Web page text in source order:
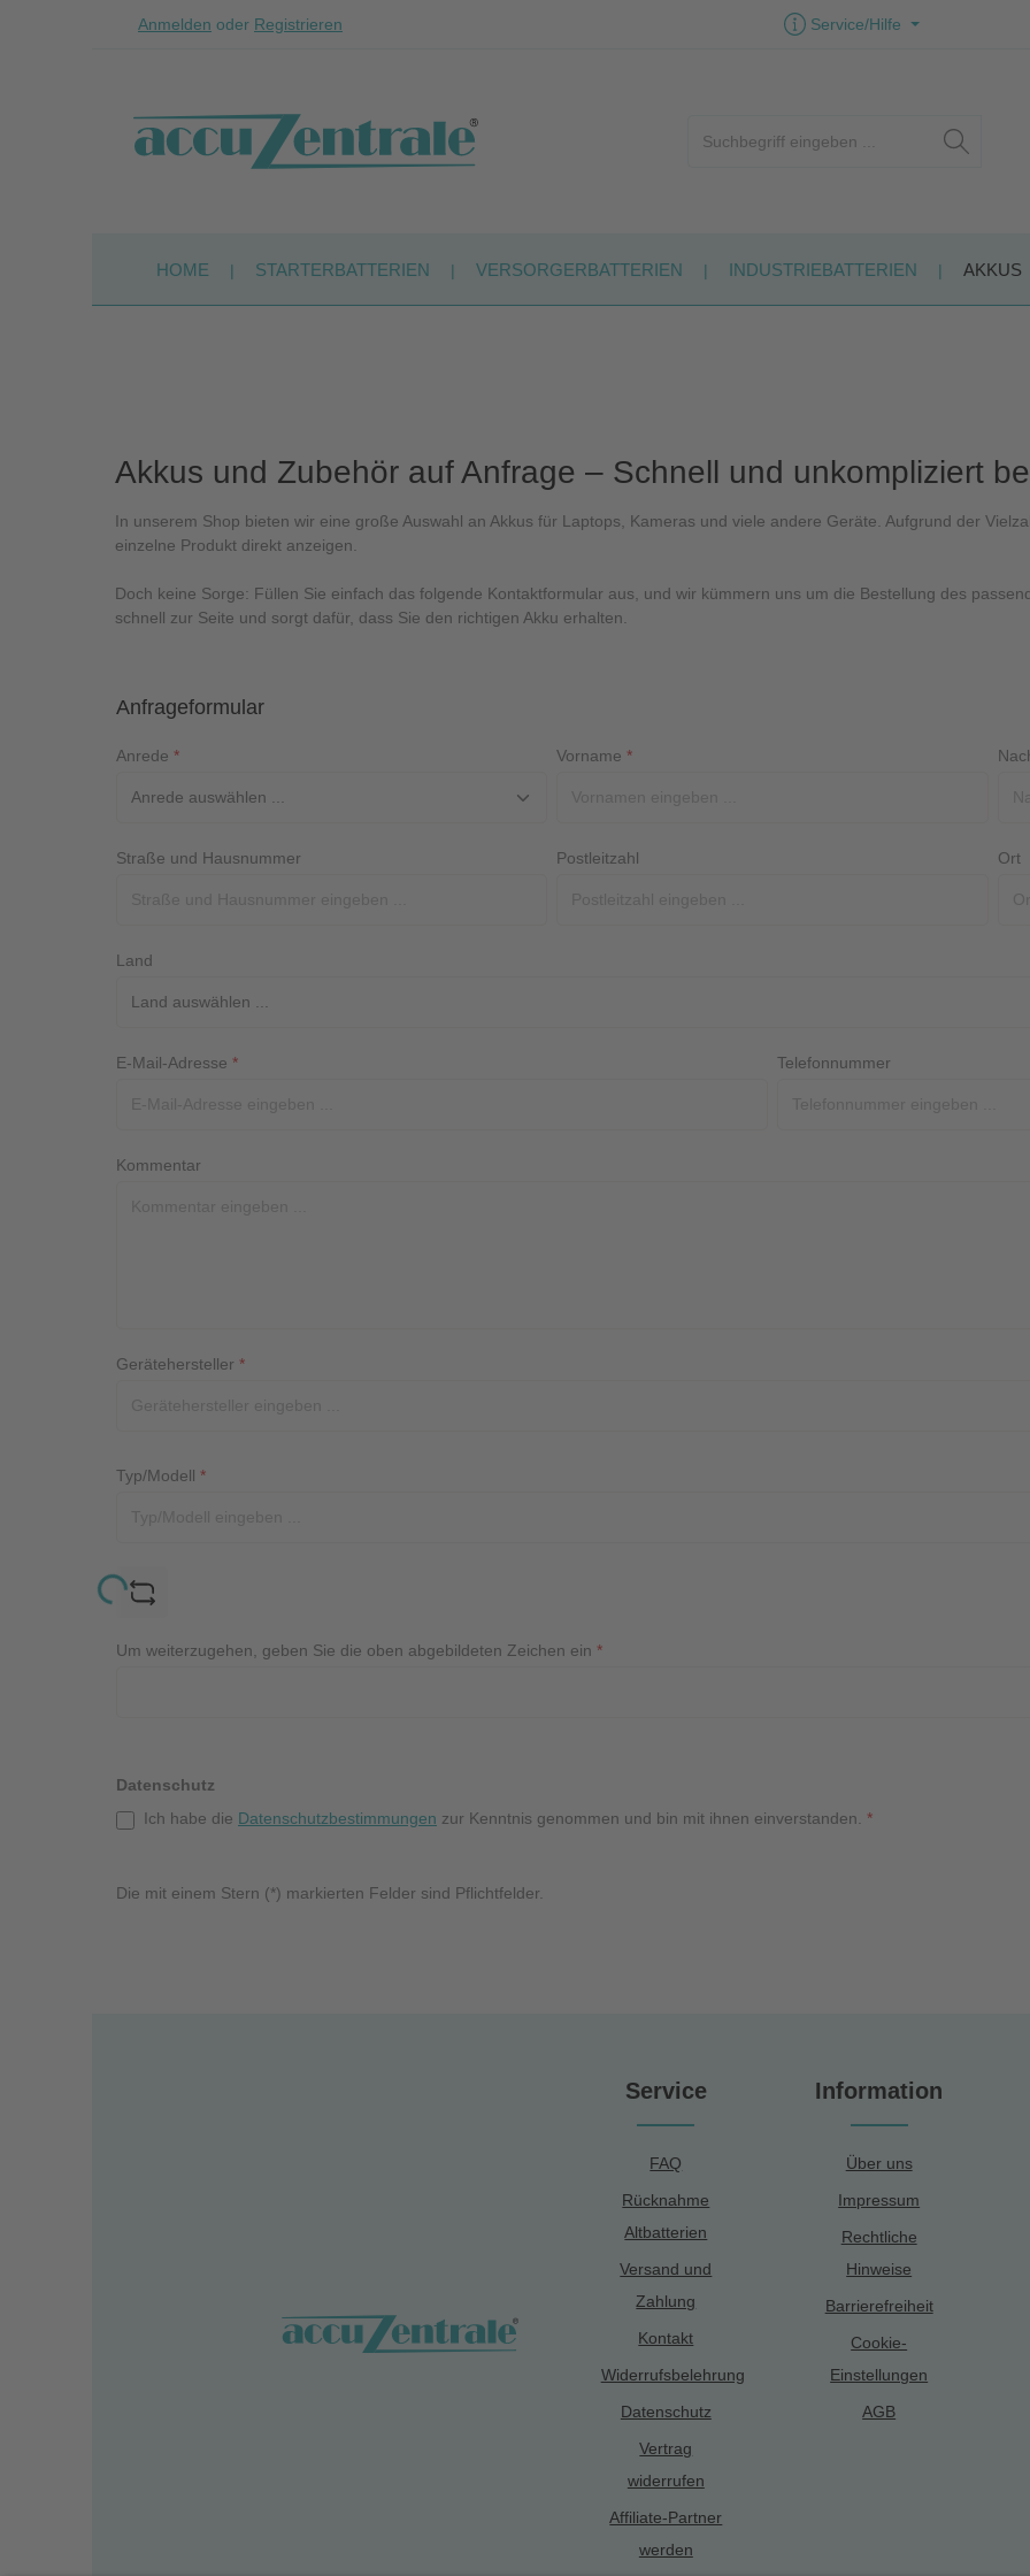
Zum Hauptinhalt springen
Zur Suche springen
Zur Hauptnavigation springen
Anmelden oder Registrieren Service/Hilfe
HOME STARTERBATTERIEN VERSORGERBATTERIEN INDUSTRIEBATTERIEN AKKUS
Akkus und Zubehör auf Anfrage – Schnell und unkompliziert
In unserem Shop bieten wir eine große Auswahl an Akkus für Laptops, Kameras und viele andere Geräte. Aufgrund der
einzelne Produkt direkt anzeigen.
Doch keine Sorge: Füllen Sie einfach das folgende Kontaktformular aus, und wir kümmern uns um die Bestellung des
schnell zur Seite und sorgt dafür, dass Sie den richtigen Akku erhalten.
Anfrageformular
Anrede * Vorname *
Straße und Hausnummer Postleitzahl Ort
Land
E-Mail-Adresse * Telefonnummer
Kommentar
Gerätehersteller *
Typ/Modell *
Loading...
Um weiterzugehen, geben Sie die oben abgebildeten Zeichen ein *
Datenschutz
Ich habe die Datenschutzbestimmungen zur Kenntnis genommen und bin mit ihnen einverstanden. *
Die mit einem Stern (*) markierten Felder sind Pflichtfelder.
Service
FAQ
Rücknahme
Altbatterien
Versand und
Zahlung
Kontakt
Widerrufsbelehrung
Datenschutz
Vertrag
widerrufen
Affiliate-Partner
werden
Information
Über uns
Impressum
Rechtliche
Hinweise
Barrierefreiheit
Cookie-
Einstellungen
AGB